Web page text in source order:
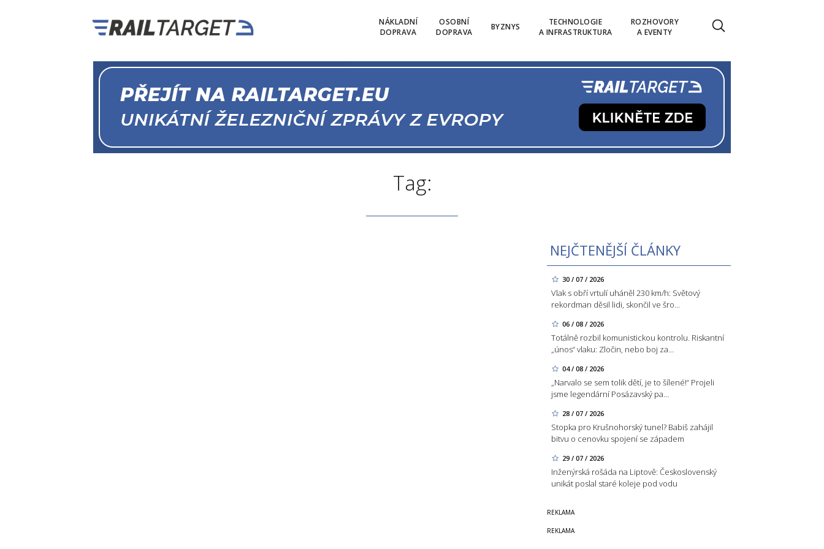
NÁKLADNÍ
DOPRAVA
OSOBNÍ
DOPRAVA
BYZNYS
TECHNOLOGIE
A INFRASTRUKTURA
ROZHOVORY
A EVENTY
Tag:
NEJČTENĚJŠÍ ČLÁNKY
30 / 07 / 2026
Vlak s obří vrtulí uháněl 230 km/h: Světový
rekordman děsil lidi, skončil ve šro…
06 / 08 / 2026
Totálně rozbil komunistickou kontrolu. Riskantní
„únos“ vlaku: Zločin, nebo boj za…
04 / 08 / 2026
„Narvalo se sem tolik dětí, je to šílené!“ Projeli
jsme legendární Posázavský pa…
28 / 07 / 2026
Stopka pro Krušnohorský tunel? Babiš zahájil
bitvu o cenovku spojení se západem
29 / 07 / 2026
Inženýrská rošáda na Liptově: Československý
unikát poslal staré koleje pod vodu